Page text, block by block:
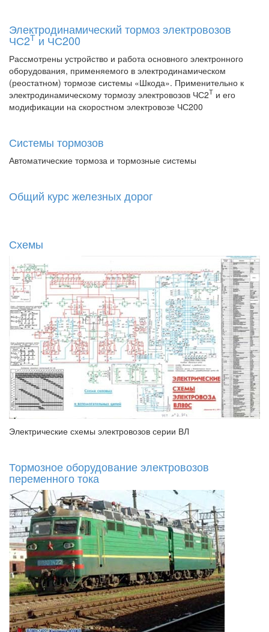
Электродинамический тормоз электровозов
ЧС2Т и ЧС200
Рассмотрены устройство и работа основного электронного
оборудования, применяемого в электродинамическом
(реостатном) тормозе системы «Шкода». Применительно к
электродинамическому тормозу электровозов ЧС2Т и его
модификации на скоростном электровозе ЧС200
Системы тормозов
Автоматические тормоза и тормозные системы
Общий курс железных дорог
Схемы
Электрические схемы электровозов серии ВЛ
Тормозное оборудование электровозов
переменного тока